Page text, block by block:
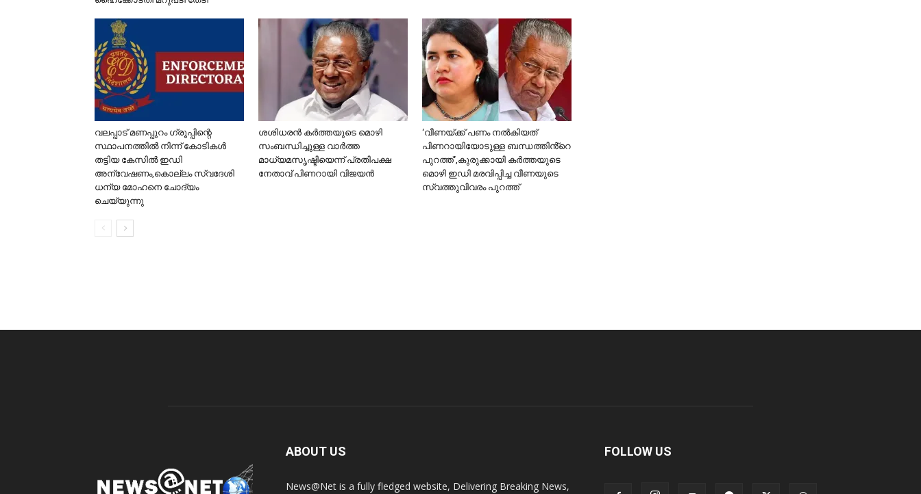
വലപ്പാട് മണപ്പുറം ഗ്രൂപ്പിന്റെ
സ്ഥാപനത്തില്‍ നിന്ന് കോടികള്‍
തട്ടിയ കേസില്‍ ഇഡി
അന്വേഷണം,കൊല്ലം സ്വദേശി
ധന്യ മോഹനെ ചോദ്യം
ചെയ്യുന്നു
ശശിധരന്‍ കര്‍ത്തയുടെ മൊഴി
സംബന്ധിച്ചുള്ള വാര്‍ത്ത
മാധ്യമസൃഷ്ടിയെന്ന് പ്രതിപക്ഷ
നേതാവ് പിണറായി വിജയന്‍
‘വീണയ്ക്ക് പണം നൽകിയത്
പിണറായിയോടുള്ള ബന്ധത്തിൻ്റെ
പുറത്ത്’,കുരുക്കായി കർത്തയുടെ
മൊഴി ഇഡി മരവിപ്പിച്ച വീണയുടെ
സ്വത്തുവിവരം പുറത്ത്
ABOUT US
News@Net is a fully fledged website, Delivering Breaking News,
FOLLOW US